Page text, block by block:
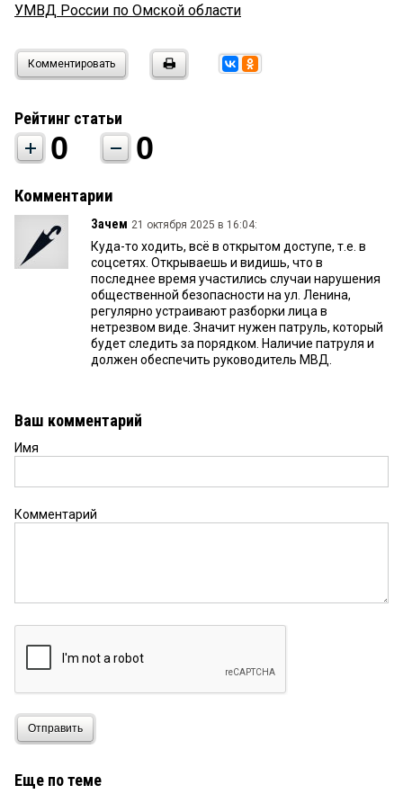
УМВД России по Омской области
Комментировать
Рейтинг статьи
0 0
Комментарии
Зачем 21 октября 2025 в 16:04:
Куда-то ходить, всё в открытом доступе, т.е. в
соцсетях. Открываешь и видишь, что в
последнее время участились случаи нарушения
общественной безопасности на ул. Ленина,
регулярно устраивают разборки лица в
нетрезвом виде. Значит нужен патруль, который
будет следить за порядком. Наличие патруля и
должен обеспечить руководитель МВД.
Ваш комментарий
Имя
Комментарий
Отправить
Еще по теме